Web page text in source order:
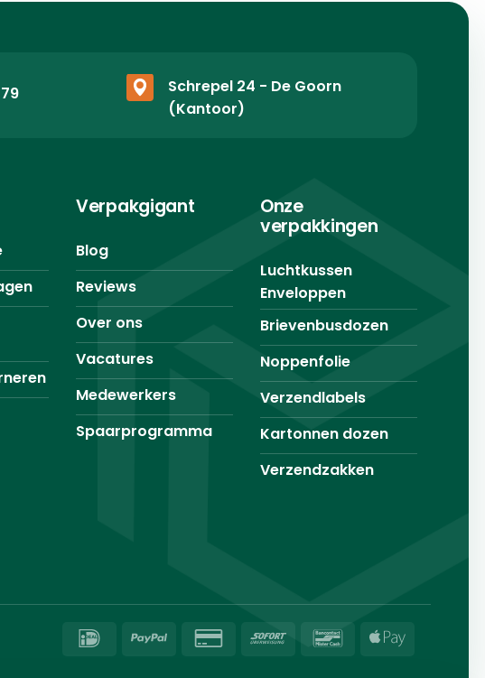
Schrepel 24 - De Goorn
(Kantoor)
Verpakgigant
Blog
Reviews
Over ons
Vacatures
Medewerkers
Spaarprogramma
Onze
verpakkingen
Luchtkussen
Enveloppen
Brievenbusdozen
Noppenfolie
Verzendlabels
Kartonnen dozen
Verzendzakken
IDeal PayPal
Credit
Sofort Bancontact